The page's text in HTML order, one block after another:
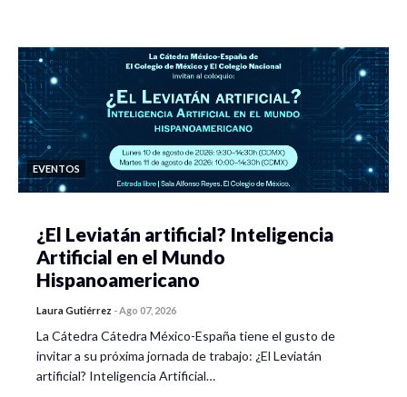
EVENTOS
¿El Leviatán artificial? Inteligencia
Artificial en el Mundo
Hispanoamericano
Laura Gutiérrez -Ago 07, 2026
La Cátedra Cátedra México-España tiene el gusto de
invitar a su próxima jornada de trabajo: ¿El Leviatán
artificial? Inteligencia Artificial…